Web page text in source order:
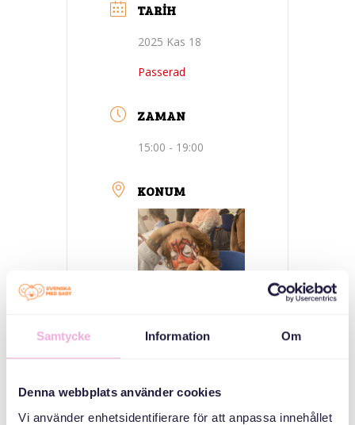
Samtycke Information Om
Denna webbplats använder cookies
Vi använder enhetsidentifierare för att anpassa innehållet
TARIH
2025 Kas 18
Passerad
ZAMAN
15:00 - 19:00
KONUM
Medborgarplatsen